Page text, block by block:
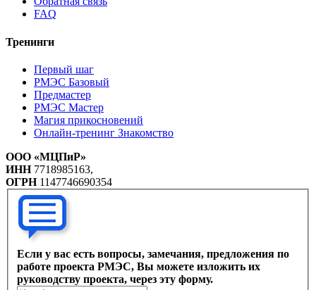
FAQ
Тренинги
Первый шаг
РМЭС Базовый
Предмастер
РМЭС Мастер
Магия прикосновений
Онлайн-тренинг Знакомство
ООО «МЦПиР»
ИНН7718985163,
ОГРН1147746690354
Если у вас есть вопросы, замечания, предложения по
работе проекта РМЭС, Вы можете изложить их
руководству проекта, через эту форму.